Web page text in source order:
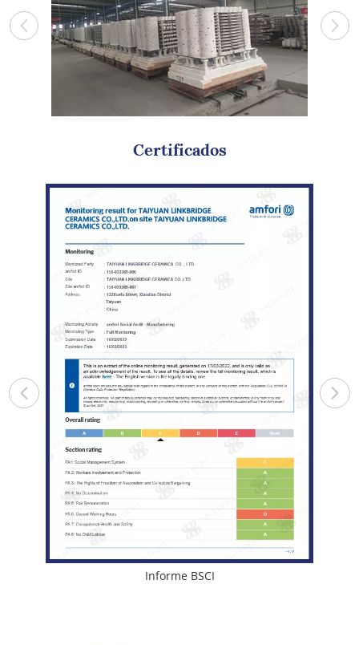
Certificados
Informe BSCI